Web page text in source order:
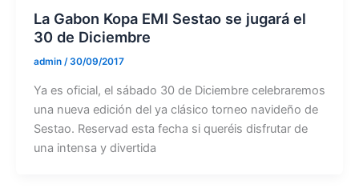
La Gabon Kopa EMI Sestao se jugará el
30 de Diciembre
admin /30/09/2017
Ya es oficial, el sábado 30 de Diciembre celebraremos
una nueva edición del ya clásico torneo navideño de
Sestao. Reservad esta fecha si queréis disfrutar de
una intensa y divertida